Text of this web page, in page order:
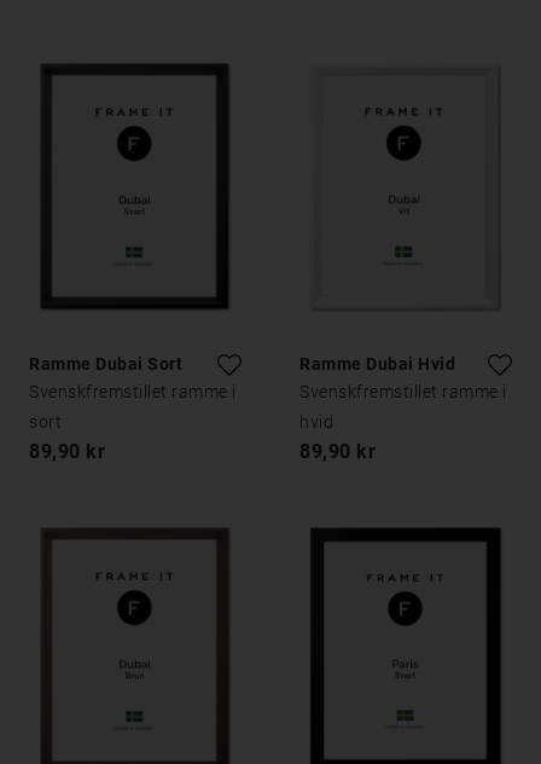
Ramme Dubai Sort
Svenskfremstillet ramme i
sort
89,90 kr
Ramme Dubai Hvid
Svenskfremstillet ramme i
hvid
89,90 kr